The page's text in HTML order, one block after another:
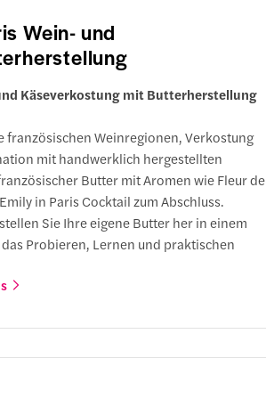
Cooper und besuchen Sie ihre
Brot. Freuen Sie sich auf authentische
Ambiente und probieren Sie
Wein- und
Käseverkostung mit Butterherstellung
französischen Weinregionen, Verkostung
mit handwerklich hergestellten
Butter mit Aromen wie Fleur de
in Paris Cocktail zum Abschluss.
Sie Ihre eigene Butter her in einem
Probieren, Lernen und praktischen